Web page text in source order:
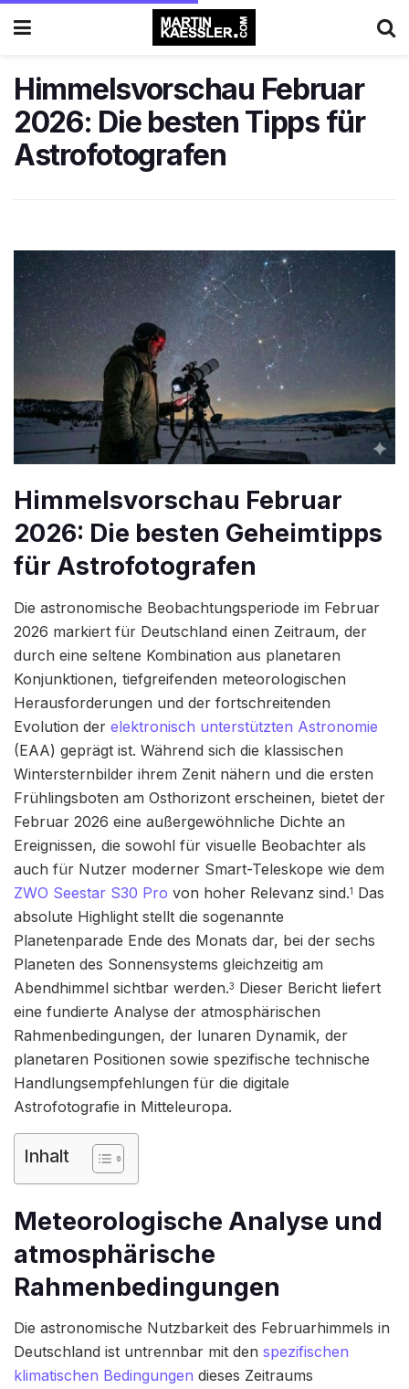
Himmelsvorschau Februar
2026: Die besten Tipps für
Astrofotografen
Himmelsvorschau Februar
2026: Die besten Geheimtipps
für Astrofotografen
Die astronomische Beobachtungsperiode im Februar
2026 markiert für Deutschland einen Zeitraum, der
durch eine seltene Kombination aus planetaren
Konjunktionen, tiefgreifenden meteorologischen
Herausforderungen und der fortschreitenden
Evolution der elektronisch unterstützten Astronomie
(EAA) geprägt ist. Während sich die klassischen
Wintersternbilder ihrem Zenit nähern und die ersten
Frühlingsboten am Osthorizont erscheinen, bietet der
Februar 2026 eine außergewöhnliche Dichte an
Ereignissen, die sowohl für visuelle Beobachter als
auch für Nutzer moderner Smart-Teleskope wie dem
ZWO Seestar S30 Pro von hoher Relevanz sind.1 Das
absolute Highlight stellt die sogenannte
Planetenparade Ende des Monats dar, bei der sechs
Planeten des Sonnensystems gleichzeitig am
Abendhimmel sichtbar werden.3 Dieser Bericht liefert
eine fundierte Analyse der atmosphärischen
Rahmenbedingungen, der lunaren Dynamik, der
planetaren Positionen sowie spezifische technische
Handlungsempfehlungen für die digitale
Astrofotografie in Mitteleuropa.
Inhalt
Meteorologische Analyse und
atmosphärische
Rahmenbedingungen
Die astronomische Nutzbarkeit des Februarhimmels in
Deutschland ist untrennbar mit den spezifischen
klimatischen Bedingungen dieses Zeitraums